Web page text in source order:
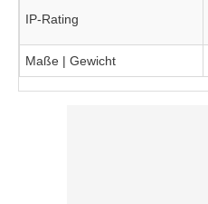
IP-Rating
Maße | Gewicht